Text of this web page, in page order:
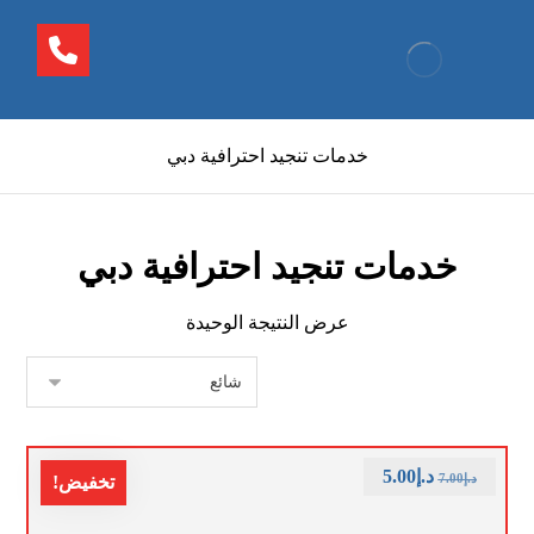
خدمات تنجيد احترافية دبي
خدمات تنجيد احترافية دبي
عرض النتيجة الوحيدة
تخفيض! د.إ7.00 د.إ5.00